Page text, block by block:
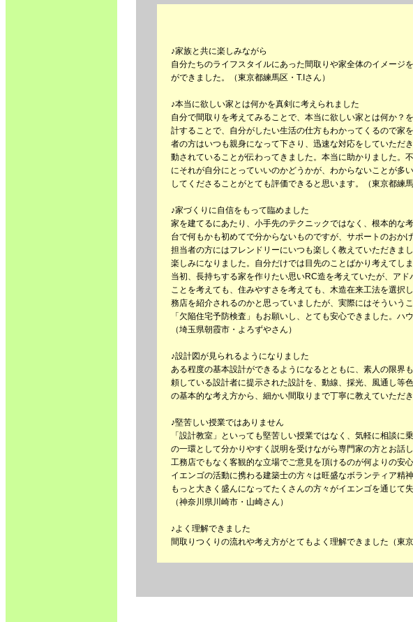
♪家族と共に楽しみながら
自分たちのライフスタイルにあった間取りや家全体のイメージ
ができました。（東京都練馬区・T.Iさん）
♪本当に欲しい家とは何かを真剣に考えられました
自分で間取りを考えてみることで、本当に欲しい家とは何か？
計することで、自分がしたい生活の仕方もわかってくるので家
者の方はいつも親身になって下さり、迅速な対応をしていただ
動されていることが伝わってきました。本当に助かりました。
にそれが自分にとっていいのかどうかが、わからないことが多
してくださることがとても評価できると思います。（東京都練馬
♪家づくりに自信をもって臨めました
家を建てるにあたり、小手先のテクニックではなく、根本的な
台で何もかも初めてで分からないものですが、サポートのおか
担当者の方にはフレンドリーにいつも楽しく教えていただきま
楽しみになりました。自分だけでは目先のことばかり考えてし
当初、長持ちする家を作りたい思いRC造を考えていたが、ア
ことを考えても、住みやすさを考えても、木造在来工法を選択
務店を紹介されるのかと思っていましたが、実際にはそういう
「欠陥住宅予防検査」もお願いし、とても安心できました。ハ
（埼玉県朝霞市・よろずやさん）
♪設計図が見られるようになりました
ある程度の基本設計ができるようになるとともに、素人の限界
頼している設計者に提示された設計を、動線、採光、風通し等
の基本的な考え方から、細かい間取りまで丁寧に教えていただ
♪堅苦しい授業ではありません
「設計教室」といっても堅苦しい授業ではなく、気軽に相談
の一環として分かりやすく説明を受けながら専門家の方とお話
工務店でもなく客観的な立場でご意見を頂けるのが何よりの安心
イエンゴの活動に携わる建築士の方々は旺盛なボランティア精
もっと大きく盛んになってたくさんの方々がイエンゴを通じて
（神奈川県川崎市・山崎さん）
♪よく理解できました
間取りつくりの流れや考え方がとてもよく理解できました（東